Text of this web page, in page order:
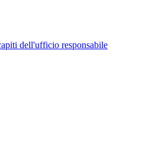
dell'ufficio responsabile